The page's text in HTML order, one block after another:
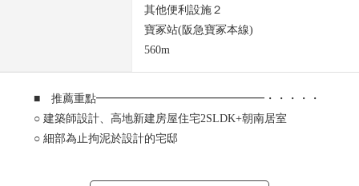
其他便利設施２
寶冢站(阪急寶冢本線)
560m
■ 推薦重點━━━━━━━━━━━━━━━・・・・・
○ 建築師設計、高地新建房屋住宅2SLDK+朝南居室
○ 細部為止拘泥於設計的宅邸
○ 能利用2車站3線路